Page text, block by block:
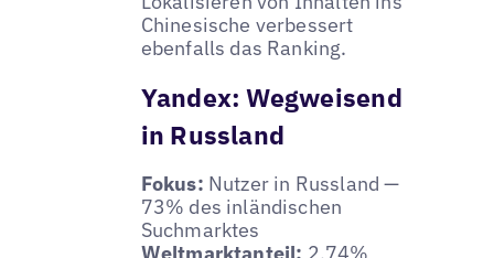
Chinesische verbessert
ebenfalls das Ranking.
Yandex: Wegweisend
in Russland
Fokus: Nutzer in Russland —
73% des inländischen
Suchmarktes